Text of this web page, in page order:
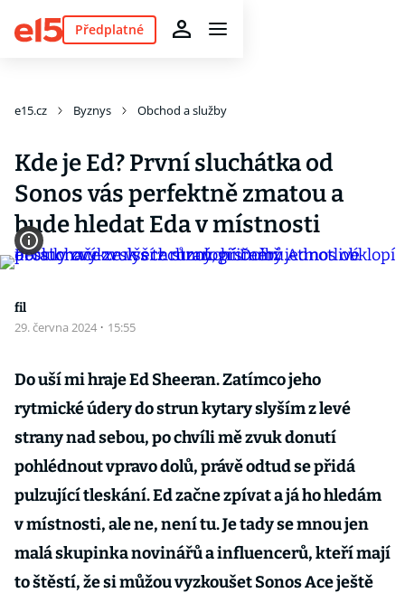
Předplatné
e15.cz Byznys Obchod a služby
Kde je Ed? První sluchátka od
Sonos vás perfektně zmatou a
bude hledat Eda v místnosti
fil
29. června 2024 · 15:55
Do uší mi hraje Ed Sheeran. Zatímco jeho
rytmické údery do strun kytary slyším z levé
strany nad sebou, po chvíli mě zvuk donutí
pohlédnout vpravo dolů, právě odtud se přidá
pulzující tleskání. Ed začne zpívat a já ho hledám
v místnosti, ale ne, není tu. Je tady se mnou jen
malá skupinka novinářů a influencerů, kteří mají
to štěstí, že si můžou vyzkoušet Sonos Ace ještě